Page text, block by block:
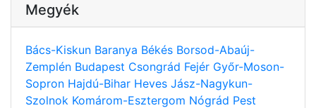
Megyék
Bács-Kiskun Baranya Békés Borsod-Abaúj-
Zemplén Budapest Csongrád Fejér Győr-Moson-
Sopron Hajdú-Bihar Heves Jász-Nagykun-
Szolnok Komárom-Esztergom Nógrád Pest